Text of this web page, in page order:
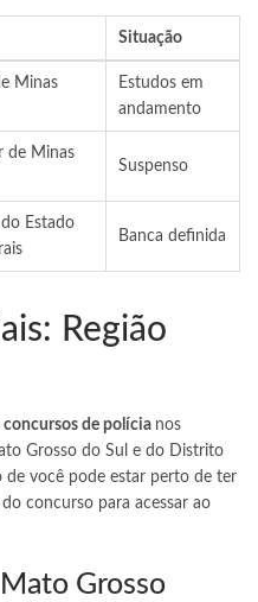
Situação
Minas
Estudos em
andamento
de Minas
Suspenso
do Estado
Banca definida
Região
concursos de polícia nos
Grosso do Sul e do Distrito
de você pode estar perto de ter
concurso para acessar ao
Grosso